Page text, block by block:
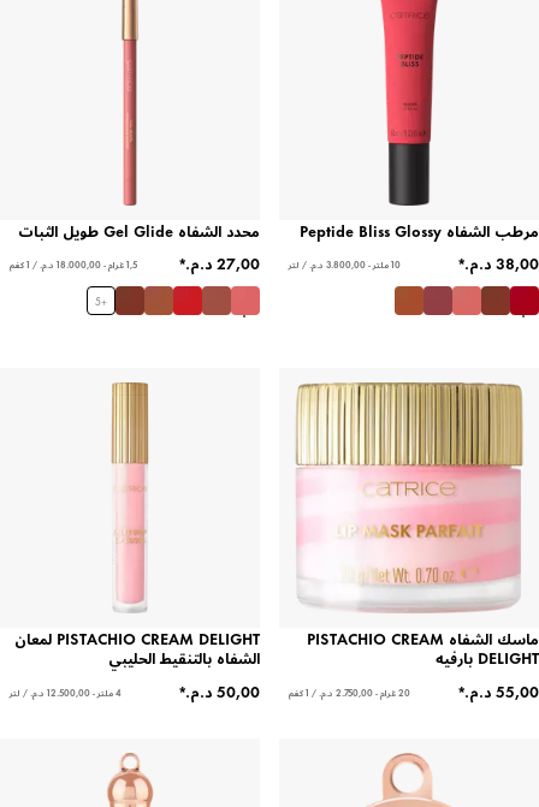
مرطب الشفاه Peptide Bliss Glossy
10 ملتر - ‏3.800,00 د.م.‏ / لتر
محدد الشفاه Gel Glide طويل الثبات
1,5 غرام - ‏18.000,00 د.م.‏ / 1 كغم
+
5
ماسك الشفاه PISTACHIO CREAM
DELIGHT بارفيه
20 غرام - ‏2.750,00 د.م.‏ / 1 كغم
PISTACHIO CREAM DELIGHT لمعان
الشفاه بالتنقيط الحليبي
4 ملتر - ‏12.500,00 د.م.‏ / لتر